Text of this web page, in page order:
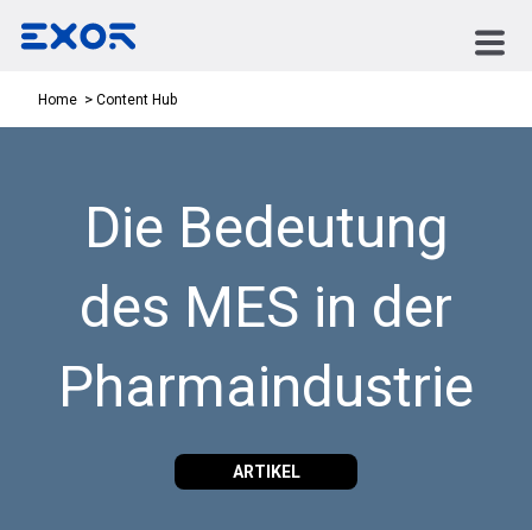
Home Content Hub
Die Bedeutung
des MES in der
Pharmaindustrie
ARTIKEL